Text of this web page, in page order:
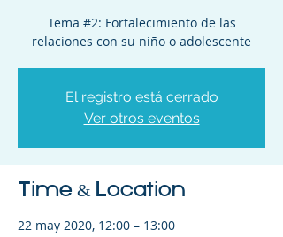
Tema #2: Fortalecimiento de las
relaciones con su niño o adolescente
El registro está cerrado
Ver otros eventos
Time & Location
22 may 2020, 12:00 – 13:00